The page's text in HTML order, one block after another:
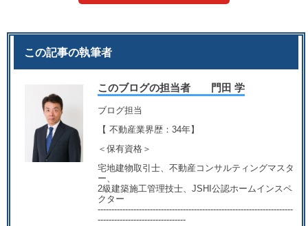
この記事の執筆者
このブログの担当者 門田 学
ブログ担当
【 不動産業界歴：34年】
＜保有資格＞
宅地建物取引士、不動産コンサルティングマスタ
ー、
2級建築施工管理技士、JSHI公認ホームインスペ
クター
-----------------------------------------------------------------------
--------------------------------